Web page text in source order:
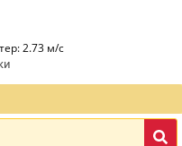
2.73 м/с